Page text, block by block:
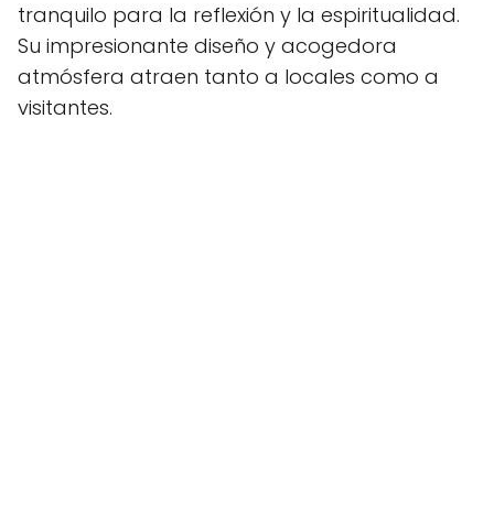
tranquilo para la reflexión y la espiritualidad.
Su impresionante diseño y acogedora
atmósfera atraen tanto a locales como a
visitantes.